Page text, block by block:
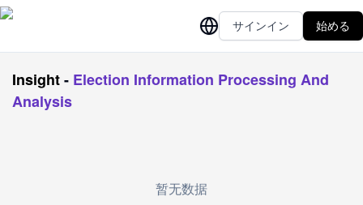
サインイン 始める
Insight- Election Information Processing And
Analysis
暂无数据